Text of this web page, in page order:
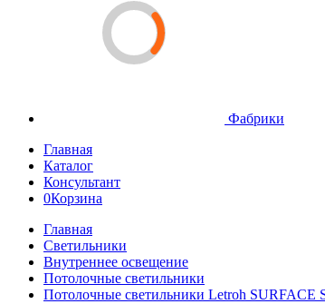
Фабрики
Главная
Каталог
Консультант
0Корзина
Главная
Светильники
Внутреннее освещение
Потолочные светильники
Потолочные светильники Letroh SURFACE